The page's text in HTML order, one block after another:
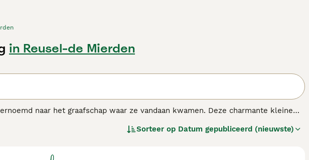
in Reusel-de Mierden
naar het graafschap waar ze vandaan kwamen. Deze charmante kleine
en gezinshonden.
Sorteer op Datum gepubliceerd (nieuwste)